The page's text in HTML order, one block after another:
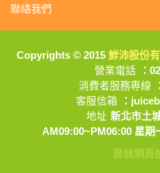
聯絡我們
Copyrights © 2015 鮮沛股份
營業電話
：
消費者服務專線
客服信箱
：
地址 新北市土
AM09:00~PM06:00 星期
藝誠網頁